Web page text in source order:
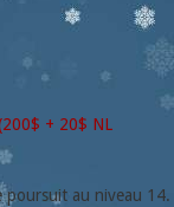
+ 20$ NL
poursuit au niveau 14.